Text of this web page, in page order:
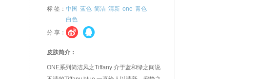
标 签： 中国 蓝色 简洁 清新 one 青色
白色
分 享：
皮肤简介：
ONE系列简洁风之Tiffany 介于蓝和绿之间说